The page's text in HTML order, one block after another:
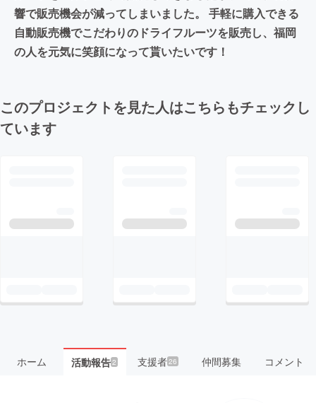
響で販売機会が減ってしまいました。 手軽に購入できる
自動販売機でこだわりのドライフルーツを販売し、福岡
の人を元気に笑顔になって貰いたいです！
このプロジェクトを見た人はこちらもチェックし
ています
ホーム 活動報告2 支援者26 仲間募集 コメント